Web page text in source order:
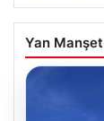
Yan Manşet